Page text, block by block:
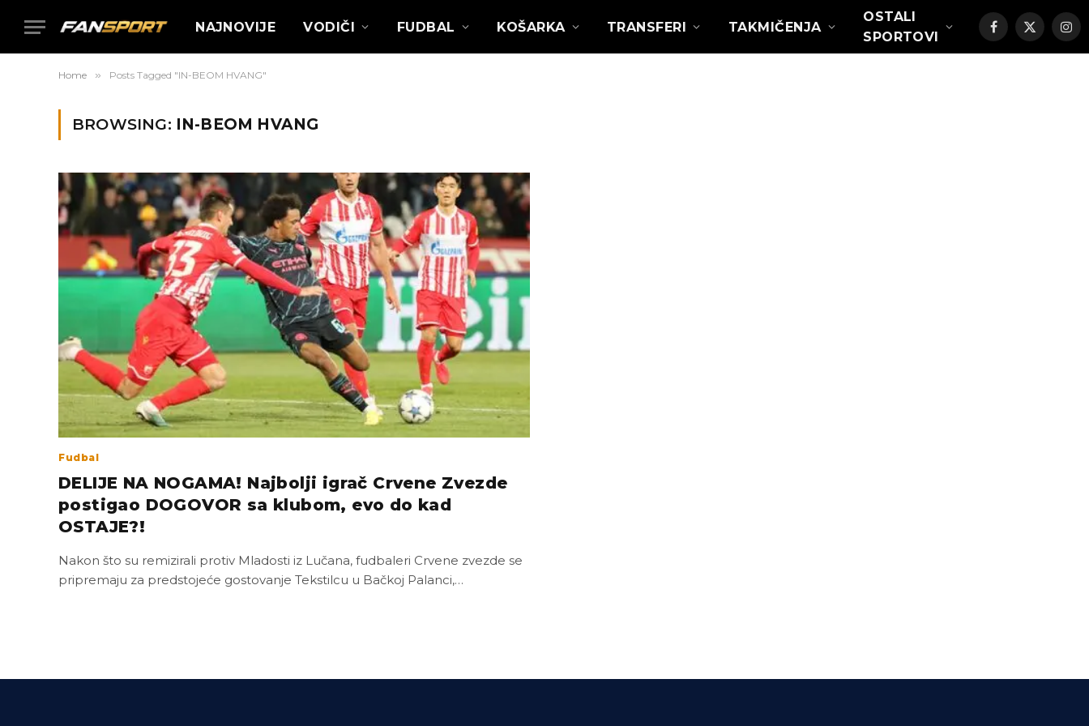
NAJNOVIJE VODIČI FUDBAL KOŠARKA TRANSFERI TAKMIČENJA
OSTALI
SPORTOVI
Facebook
X
(Twitter)
Home » Posts Tagged "IN-BEOM HVANG"
BROWSING: IN-BEOM HVANG
Fudbal
DELIJE NA NOGAMA! Najbolji igrač Crvene Zvezde
postigao DOGOVOR sa klubom, evo do kad
OSTAJE?!
Nakon što su remizirali protiv Mladosti iz Lučana, fudbaleri Crvene zvezde se
pripremaju za predstojeće gostovanje Tekstilcu u Bačkoj Palanci,…